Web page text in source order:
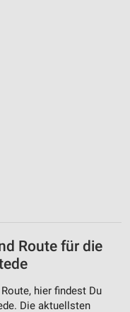
Route für die
hier findest Du
Die aktuellsten